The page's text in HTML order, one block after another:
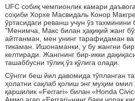
UFC собиқ чемпионлик камари
соҳиби Хорхе Масвидаль Конор
ўртасидаги реванш учун ўз тахминини
"Менимча, Макс билан ҳақиқий жанг
айтганман, мен унинг тарафидаман
тикаман. Ишонаманки, у бу жангни
келтиради. Жангнинг бир-икки
ташаббусни тўлиқ ўз қўлига олади.
Сўнгги беш йил давомида тўпланган
ҳолатни сақлаб қолиш энг муҳим
қаршилик «Ferrari» билан «Honda